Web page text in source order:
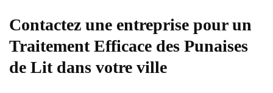
Contactez une entreprise pour un
Traitement Efficace des Punaises
de Lit dans votre ville